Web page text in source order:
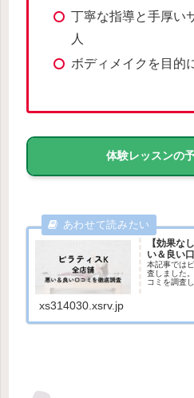
丁寧な指導と手厚い
人
ボディメイクを目的
体験レッスンの
【効果な
い＆良い
本記事では
査しました
コミを調査
ンストラク
xs314030.xsrv.jp